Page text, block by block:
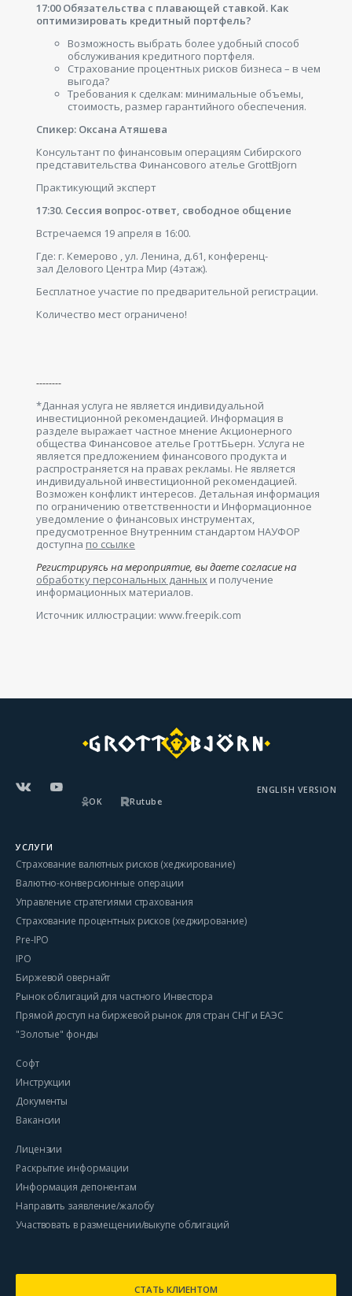
17:00 Обязательства с плавающей ставкой. Как
оптимизировать кредитный портфель?
Возможность выбрать более удобный способ
обслуживания кредитного портфеля.
Страхование процентных рисков бизнеса – в чем
выгода?
Требования к сделкам: минимальные объемы,
стоимость, размер гарантийного обеспечения.
Спикер: Оксана Атяшева
Консультант по финансовым операциям Сибирского
представительства Финансового ателье GrottBjorn
Практикующий эксперт
17:30. Сессия вопрос-ответ, свободное общение
Встречаемся 19 апреля в 16:00.
Где: г. Кемерово , ул. Ленина, д.61, конференц-
зал Делового Центра Мир (4этаж).
Бесплатное участие по предварительной регистрации.
Количество мест ограничено!
--------
*Данная услуга не является индивидуальной
инвестиционной рекомендацией. Информация в
разделе выражает частное мнение Акционерного
общества Финансовое ателье ГроттБьерн. Услуга не
является предложением финансового продукта и
распространяется на правах рекламы. Не является
индивидуальной инвестиционной рекомендацией.
Возможен конфликт интересов. Детальная информация
по ограничению ответственности и Информационное
уведомление о финансовых инструментах,
предусмотренное Внутренним стандартом НАУФОР
доступна по ссылке
Регистрируясь на мероприятие, вы даете согласие на
обработку персональных данных и получение
информационных материалов.
Источник иллюстрации: www.freepik.com
OK Rutube
ENGLISH VERSION
УСЛУГИ
Страхование валютных рисков (хеджирование)
Валютно-конверсионные операции
Управление стратегиями страхования
Страхование процентных рисков (хеджирование)
Pre-IPO
IPO
Биржевой овернайт
Рынок облигаций для частного Инвестора
Прямой доступ на биржевой рынок для стран СНГ и ЕАЭС
"Золотые" фонды
Софт
Инструкции
Документы
Вакансии
Лицензии
Раскрытие информации
Информация депонентам
Направить заявление/жалобу
Участвовать в размещении/выкупе облигаций
СТАТЬ КЛИЕНТОМ